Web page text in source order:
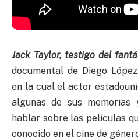
Jack Taylor, testigo del
documental de Diego
en la cual el actor
algunas de sus memorias
hablar sobre las películas
conocido en el cine de